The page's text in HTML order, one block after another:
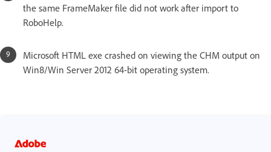
the same FrameMaker file did not work after import to
RoboHelp.
Microsoft HTML exe crashed on viewing the CHM output on
Win8/Win Server 2012 64-bit operating system.